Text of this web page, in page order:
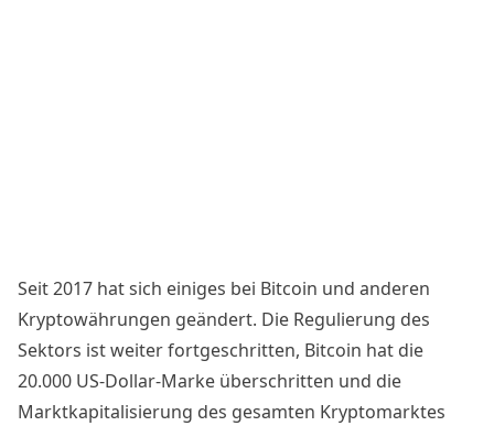
Seit 2017 hat sich einiges bei Bitcoin und anderen
Kryptowährungen geändert. Die Regulierung des
Sektors ist weiter fortgeschritten, Bitcoin hat die
20.000 US-Dollar-Marke überschritten und die
Marktkapitalisierung des gesamten Kryptomarktes